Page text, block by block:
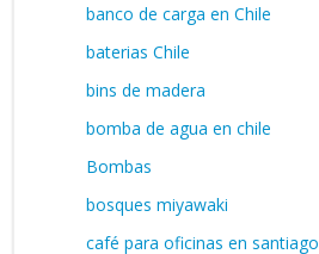
banco de carga en Chile
baterias Chile
bins de madera
bomba de agua en chile
Bombas
bosques miyawaki
café para oficinas en santiago